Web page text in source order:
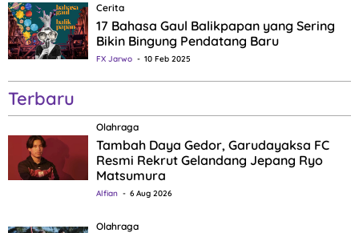
Cerita
17 Bahasa Gaul Balikpapan yang Sering
Bikin Bingung Pendatang Baru
FX Jarwo 10 Feb 2025
Terbaru
Olahraga
Tambah Daya Gedor, Garudayaksa FC
Resmi Rekrut Gelandang Jepang Ryo
Matsumura
Alfian 6 Aug 2026
Olahraga